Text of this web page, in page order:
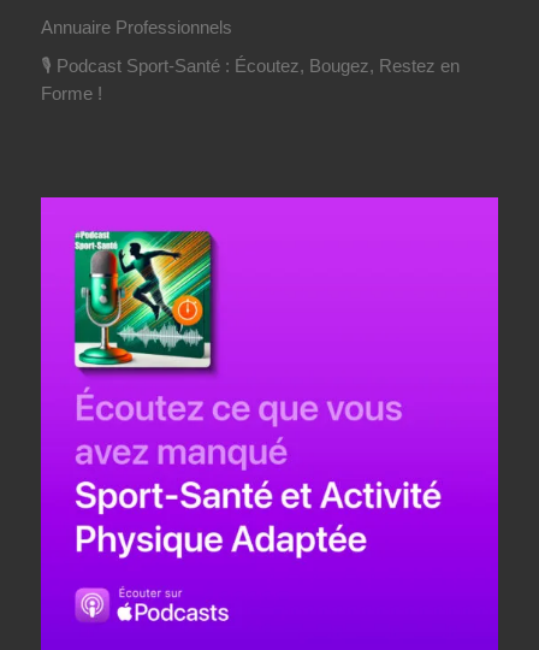
Annuaire Professionnels
🎙️ Podcast Sport-Santé : Écoutez, Bougez, Restez en
Forme !